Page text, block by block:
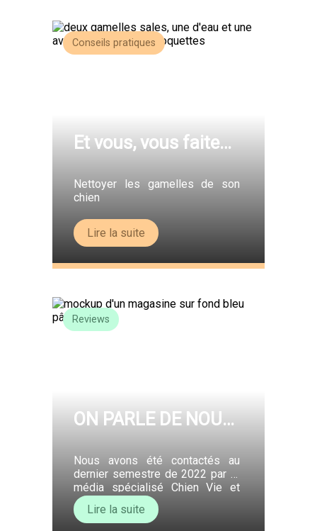
Conseils pratiques
Et vous, vous faites
Nettoyer les gamelles de son
chien
Lire la suite
Reviews
ON PARLE DE NOUS
Nous avons été contactés au
dernier semestre de 2022 par le
média spécialisé Chien Vie et
Santé afin de parler du Royal
Bourbon, de la situation sur l’île et
Lire la suite